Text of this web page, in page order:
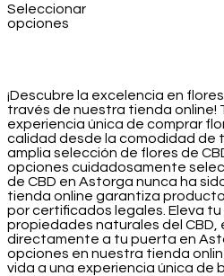
Seleccionar
opciones
¡Descubre la excelencia en
través de nuestra tienda online!
experiencia única de comprar
calidad desde la comodidad de
amplia selección de flores de
opciones cuidadosamente
de CBD en Astorga nunca ha
tienda online garantiza
por certificados legales. Eleva
propiedades naturales del CBD,
directamente a tu puerta en
opciones en nuestra tienda
vida a una experiencia única de